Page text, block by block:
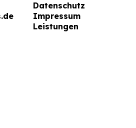
Datenschutz
Impressum
Leistungen